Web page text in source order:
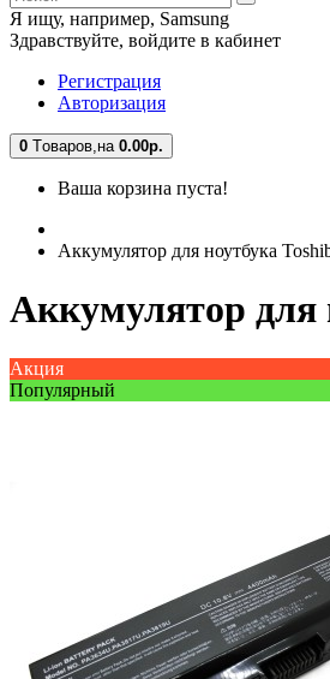
Я ищу, например, Samsung
Здравствуйте, войдите в кабинет
Регистрация
Авторизация
0 Tоваров,на 0.00р.
Ваша корзина пуста!
Аккумулятор для ноутбука
Аккумулятор для
Акция
Популярный